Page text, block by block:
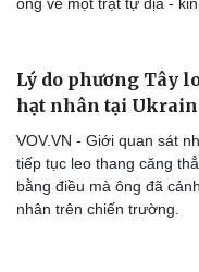
Lý do phương Tây
hạt nhân tại
VOV.VN - Giới quan sát
tiếp tục leo thang căng
bằng điều mà ông đã
nhân trên chiến trường.